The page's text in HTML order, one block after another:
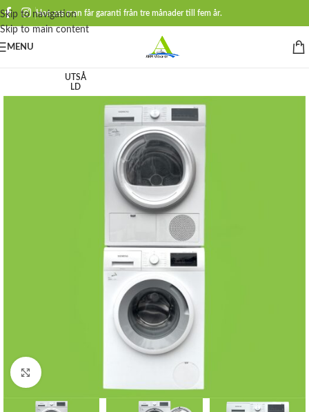
Skip to navigation
Skip to main content
Hos oss man får garanti från tre månader till fem år.
MENU
UTSÅ
LD
Click to enlarge